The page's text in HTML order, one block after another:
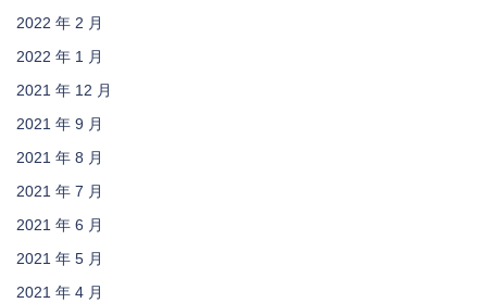
2022 年 2 月
2022 年 1 月
2021 年 12 月
2021 年 9 月
2021 年 8 月
2021 年 7 月
2021 年 6 月
2021 年 5 月
2021 年 4 月